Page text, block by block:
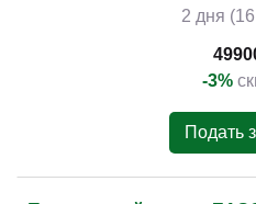
2 дня
-3%
Подать